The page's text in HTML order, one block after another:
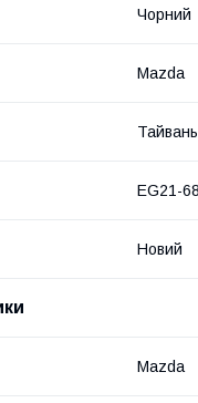
Чорний
Mazda
Тайвань
EG21-
Новий
Mazda